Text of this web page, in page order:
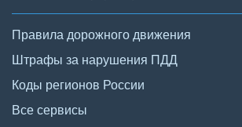
Правила дорожного движения
Штрафы за нарушения ПДД
Коды регионов России
Все сервисы